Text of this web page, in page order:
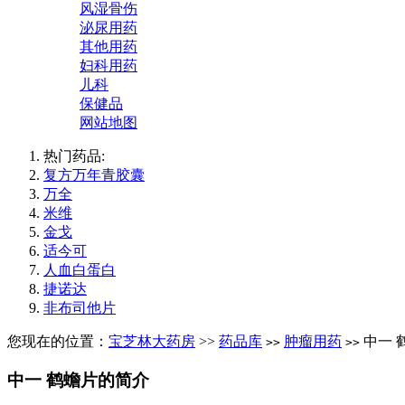
风湿骨伤
泌尿用药
其他用药
妇科用药
儿科
保健品
网站地图
热门药品:
复方万年青胶囊
万全
米维
金戈
适今可
人血白蛋白
捷诺达
非布司他片
您现在的位置： 宝芝林大药房 >> 药品库 >> 肿瘤用药 >> 中一
中一 鹤蟾片的简介